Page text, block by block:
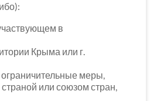
в
Крыма или г.
меры,
или союзом стран,